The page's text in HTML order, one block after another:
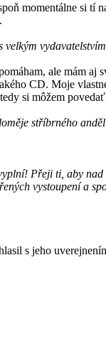
momentálne si
ale mám
CD. Moje
si môžem
stříbrného
Přeji ti, aby
vystoupení a
s jeho